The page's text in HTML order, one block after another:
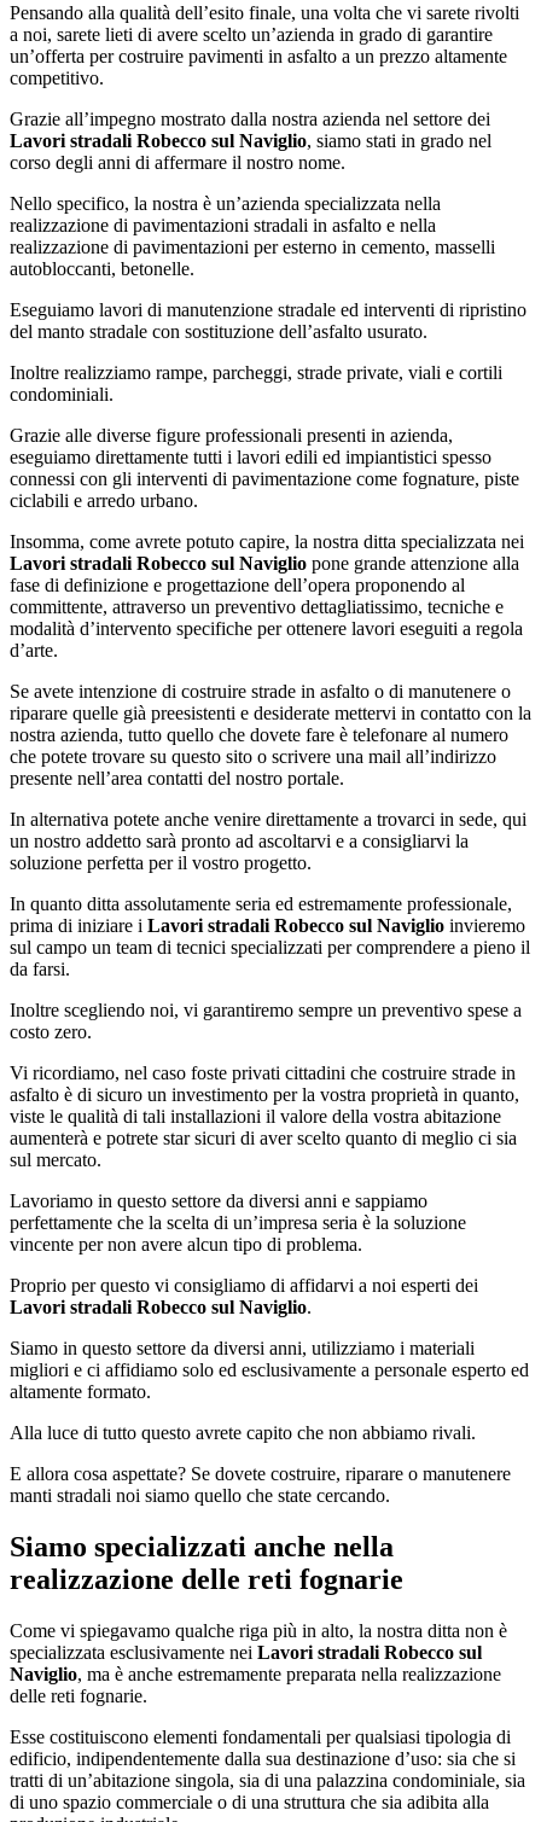
Pensando alla qualità dell’esito finale, una volta che vi sarete rivolti
a noi, sarete lieti di avere scelto un’azienda in grado di garantire
un’offerta per costruire pavimenti in asfalto a un prezzo altamente
competitivo.
Grazie all’impegno mostrato dalla nostra azienda nel settore dei
Lavori stradali Robecco sul Naviglio, siamo stati in grado nel
corso degli anni di affermare il nostro nome.
Nello specifico, la nostra è un’azienda specializzata nella
realizzazione di pavimentazioni stradali in asfalto e nella
realizzazione di pavimentazioni per esterno in cemento, masselli
autobloccanti, betonelle.
Eseguiamo lavori di manutenzione stradale ed interventi di ripristino
del manto stradale con sostituzione dell’asfalto usurato.
Inoltre realizziamo rampe, parcheggi, strade private, viali e cortili
condominiali.
Grazie alle diverse figure professionali presenti in azienda,
eseguiamo direttamente tutti i lavori edili ed impiantistici spesso
connessi con gli interventi di pavimentazione come fognature, piste
ciclabili e arredo urbano.
Insomma, come avrete potuto capire, la nostra ditta specializzata nei
Lavori stradali Robecco sul Naviglio pone grande attenzione alla
fase di definizione e progettazione dell’opera proponendo al
committente, attraverso un preventivo dettagliatissimo, tecniche e
modalità d’intervento specifiche per ottenere lavori eseguiti a regola
d’arte.
Se avete intenzione di costruire strade in asfalto o di manutenere o
riparare quelle già preesistenti e desiderate mettervi in contatto con la
nostra azienda, tutto quello che dovete fare è telefonare al numero
che potete trovare su questo sito o scrivere una mail all’indirizzo
presente nell’area contatti del nostro portale.
In alternativa potete anche venire direttamente a trovarci in sede, qui
un nostro addetto sarà pronto ad ascoltarvi e a consigliarvi la
soluzione perfetta per il vostro progetto.
In quanto ditta assolutamente seria ed estremamente professionale,
prima di iniziare i Lavori stradali Robecco sul Naviglio invieremo
sul campo un team di tecnici specializzati per comprendere a pieno il
da farsi.
Inoltre scegliendo noi, vi garantiremo sempre un preventivo spese a
costo zero.
Vi ricordiamo, nel caso foste privati cittadini che costruire strade in
asfalto è di sicuro un investimento per la vostra proprietà in quanto,
viste le qualità di tali installazioni il valore della vostra abitazione
aumenterà e potrete star sicuri di aver scelto quanto di meglio ci sia
sul mercato.
Lavoriamo in questo settore da diversi anni e sappiamo
perfettamente che la scelta di un’impresa seria è la soluzione
vincente per non avere alcun tipo di problema.
Proprio per questo vi consigliamo di affidarvi a noi esperti dei
Lavori stradali Robecco sul Naviglio.
Siamo in questo settore da diversi anni, utilizziamo i materiali
migliori e ci affidiamo solo ed esclusivamente a personale esperto ed
altamente formato.
Alla luce di tutto questo avrete capito che non abbiamo rivali.
E allora cosa aspettate? Se dovete costruire, riparare o manutenere
manti stradali noi siamo quello che state cercando.
Siamo specializzati anche nella
realizzazione delle reti fognarie
Come vi spiegavamo qualche riga più in alto, la nostra ditta non è
specializzata esclusivamente nei Lavori stradali Robecco sul
Naviglio, ma è anche estremamente preparata nella realizzazione
delle reti fognarie.
Esse costituiscono elementi fondamentali per qualsiasi tipologia di
edificio, indipendentemente dalla sua destinazione d’uso: sia che si
tratti di un’abitazione singola, sia di una palazzina condominiale, sia
di uno spazio commerciale o di una struttura che sia adibita alla